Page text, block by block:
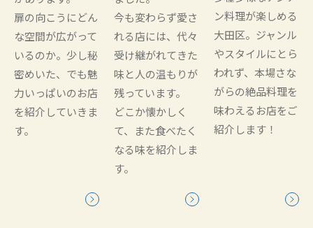
扉の向こうにどん
な空間が広がって
いるのか。少し秘
密めいた、でも魅
力いっぱいのお店
を紹介していきま
す。
今も変わらず愛さ
れる店には、代々
受け継がれてきた
味と人の温もりが
残っています。
どこか懐かしく
て、また食べたく
なる味を紹介しま
す。
ン料理が楽しめる
大田区。ジャンル
やスタイルにとら
われず、本場さな
がらの絶品料理を
味わえるお店をご
紹介します！